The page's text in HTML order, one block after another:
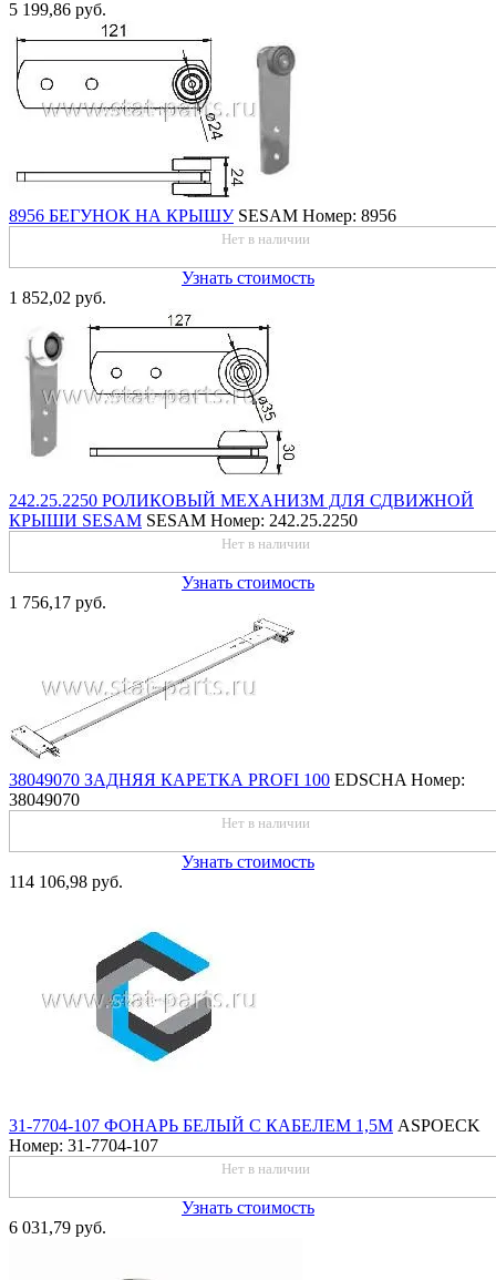
5 199,86 руб.
8956 БЕГУНОК НА КРЫШУ SESAM Номер: 8956
Нет в наличии
Узнать стоимость
1 852,02 руб.
242.25.2250 РОЛИКОВЫЙ МЕХАНИЗМ ДЛЯ СДВИЖНОЙ
КРЫШИ SESAM SESAM Номер: 242.25.2250
Нет в наличии
Узнать стоимость
1 756,17 руб.
38049070 ЗАДНЯЯ КАРЕТКА PROFI 100 EDSCHA Номер:
38049070
Нет в наличии
Узнать стоимость
114 106,98 руб.
31-7704-107 ФОНАРЬ БЕЛЫЙ С КАБЕЛЕМ 1,5М ASPOECK
Номер: 31-7704-107
Нет в наличии
Узнать стоимость
6 031,79 руб.